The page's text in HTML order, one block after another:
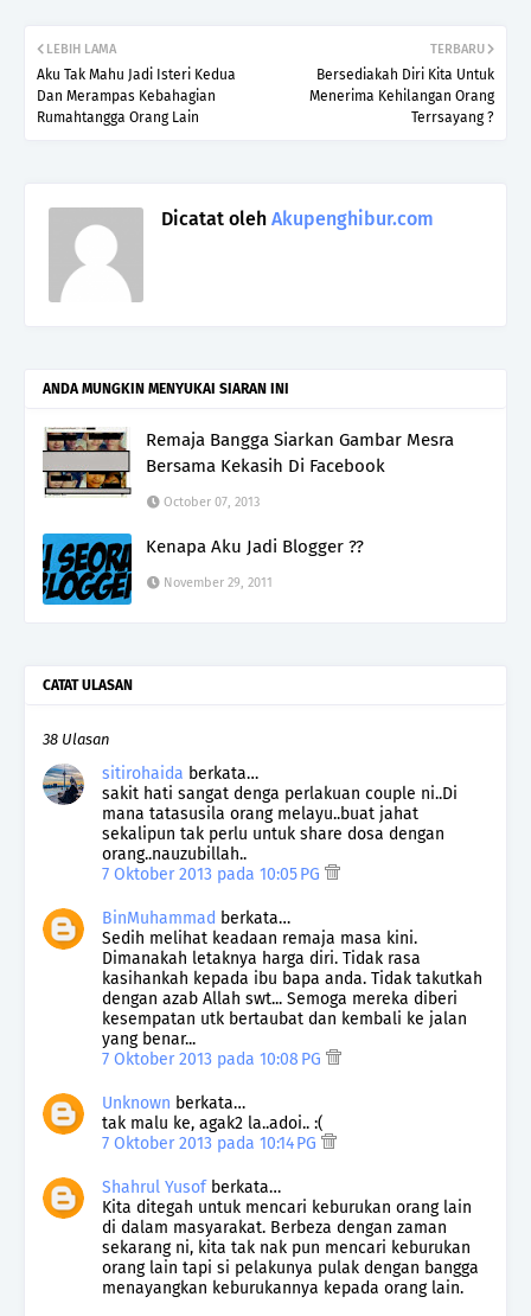
TERBARU
Bersediakah Diri Kita Untuk
Menerima Kehilangan Orang
Terrsayang ?
LEBIH LAMA
Aku Tak Mahu Jadi Isteri Kedua
Dan Merampas Kebahagian
Rumahtangga Orang Lain
Dicatat oleh Akupenghibur.com
ANDA MUNGKIN MENYUKAI SIARAN INI
Remaja Bangga Siarkan Gambar Mesra
Bersama Kekasih Di Facebook
October 07, 2013
Kenapa Aku Jadi Blogger ??
November 29, 2011
CATAT ULASAN
38 Ulasan
sitirohaida berkata…
sakit hati sangat denga perlakuan couple ni..Di
mana tatasusila orang melayu..buat jahat
sekalipun tak perlu untuk share dosa dengan
orang..nauzubillah..
7 Oktober 2013 pada 10:05 PG
BinMuhammad berkata…
Sedih melihat keadaan remaja masa kini.
Dimanakah letaknya harga diri. Tidak rasa
kasihankah kepada ibu bapa anda. Tidak takutkah
dengan azab Allah swt... Semoga mereka diberi
kesempatan utk bertaubat dan kembali ke jalan
yang benar...
7 Oktober 2013 pada 10:08 PG
Unknown berkata…
tak malu ke, agak2 la..adoi.. :(
7 Oktober 2013 pada 10:14 PG
Shahrul Yusofberkata…
Kita ditegah untuk mencari keburukan orang lain
di dalam masyarakat. Berbeza dengan zaman
sekarang ni, kita tak nak pun mencari keburukan
orang lain tapi si pelakunya pulak dengan bangga
menayangkan keburukannya kepada orang lain.